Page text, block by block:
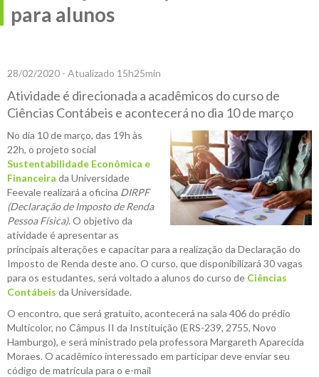
para alunos
28/02/2020 - Atualizado 15h25min
Atividade é direcionada a acadêmicos do curso de
Ciências Contábeis e acontecerá no dia 10 de março
No dia 10 de março, das 19h às
22h, o projeto social
Sustentabilidade Econômica e
Financeira da Universidade
Feevale realizará a oficina DIRPF
(Declaração de Imposto de Renda
Pessoa Física). O objetivo da
atividade é apresentar as
principais alterações e capacitar para a realização da Declaração do
Imposto de Renda deste ano. O curso, que disponibilizará 30 vagas
para os estudantes, será voltado a alunos do curso de Ciências
Contábeis da Universidade.
O encontro, que será gratuito, acontecerá na sala 406 do prédio
Multicolor, no Câmpus II da Instituição (ERS-239, 2755, Novo
Hamburgo), e será ministrado pela professora Margareth Aparecida
Moraes. O acadêmico interessado em participar deve enviar seu
código de matrícula para o e-mail